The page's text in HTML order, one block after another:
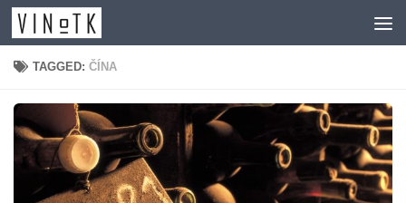
Skip to content
TAGGED:ČÍNA